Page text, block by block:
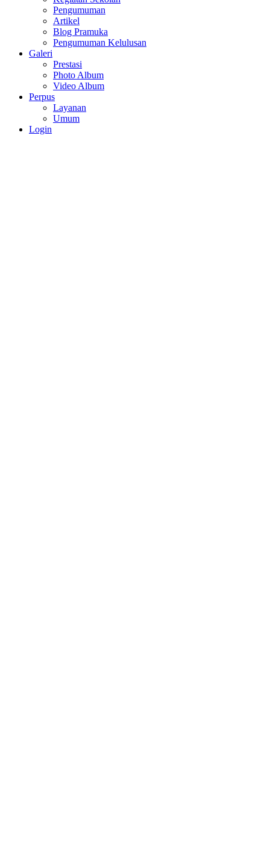
Pengumuman
Artikel
Blog Pramuka
Pengumuman Kelulusan
Galeri
Prestasi
Photo Album
Video Album
Perpus
Layanan
Umum
Login